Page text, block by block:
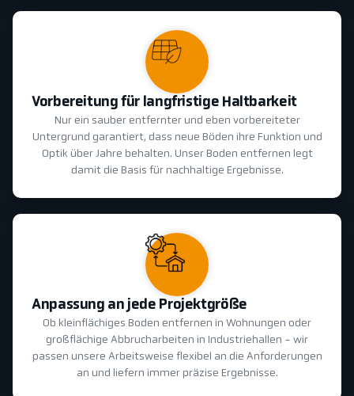
Vorbereitung für langfristige Haltbarkeit
Nur ein sauber entfernter und eben vorbereiteter
Untergrund garantiert, dass neue Böden ihre Funktion und
Optik über Jahre behalten. Unser Boden entfernen legt
damit die Basis für nachhaltige Ergebnisse.
Anpassung an jede Projektgröße
Ob kleinflächiges Boden entfernen in Wohnungen oder
großflächige Abbrucharbeiten in Industriehallen - wir
passen unsere Arbeitsweise flexibel an die Anforderungen
an und liefern immer präzise Ergebnisse.